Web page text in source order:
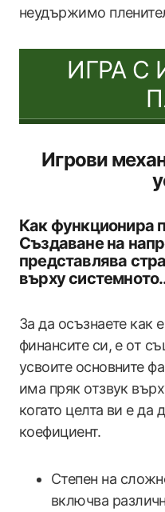
неудържимо
ИГРА С
Игрови
Как функционира
Създаване на
представлява
върху
За да осъзнаете как
финансите си, е от
усвоите основните
има пряк отзвук
когато целта ви е да
коефициент.
Степен на
включва